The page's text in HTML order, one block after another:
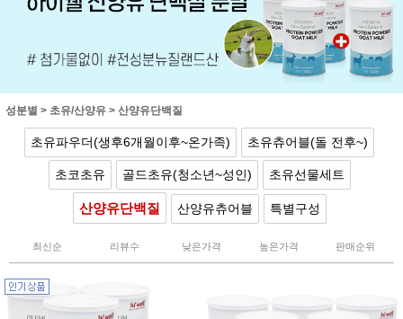
성분별 > 초유/산양유 > 산양유단백질
초유파우더(생후6개월이후~온가족) 초유츄어블(돌 전후~)
초코초유 골드초유(청소년~성인) 초유선물세트
산양유단백질 산양유츄어블 특별구성
최신순 리뷰수 낮은가격 높은가격 판매순위